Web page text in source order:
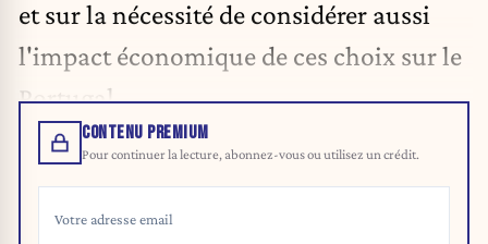
et sur la nécessité de considérer aussi
l'impact économique de ces choix sur le
Portugal.
CONTENU PREMIUM
Pour continuer la lecture, abonnez-vous ou utilisez un crédit.